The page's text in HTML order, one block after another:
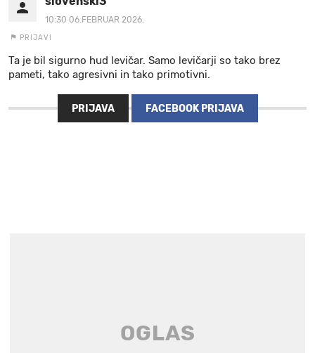
10:30 06.FEBRUAR 2026.
PRIJAVI
Ta je bil sigurno hud levičar. Samo levičarji so tako brez
pameti, tako agresivni in tako primotivni.
PRIJAVA FACEBOOK PRIJAVA